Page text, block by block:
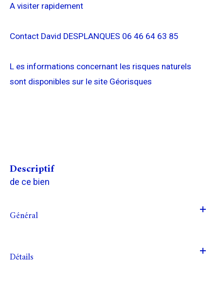
A visiter rapidement
Contact David DESPLANQUES 06 46 64 63 85
L es informations concernant les risques naturels
sont disponibles sur le site Géorisques
descriptif
de ce bien
Général
Détails